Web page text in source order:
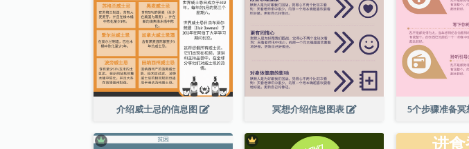
介绍威士忌的信息图 冥想介绍信息图表 5个步骤准备